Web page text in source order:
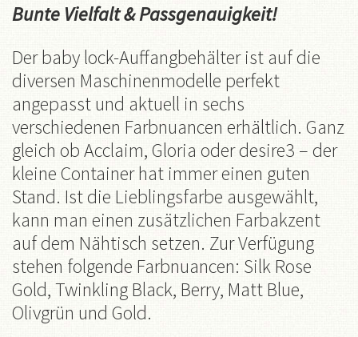
Bunte Vielfalt & Passgenauigkeit!
Der baby lock-Auffangbehälter ist auf die
diversen Maschinenmodelle perfekt
angepasst und aktuell in sechs
verschiedenen Farbnuancen erhältlich. Ganz
gleich ob Acclaim, Gloria oder desire3 – der
kleine Container hat immer einen guten
Stand. Ist die Lieblingsfarbe ausgewählt,
kann man einen zusätzlichen Farbakzent
auf dem Nähtisch setzen. Zur Verfügung
stehen folgende Farbnuancen: Silk Rose
Gold, Twinkling Black, Berry, Matt Blue,
Olivgrün und Gold.